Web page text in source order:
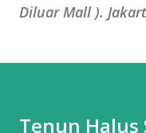
Diluar Mall ).
Tenun Halus